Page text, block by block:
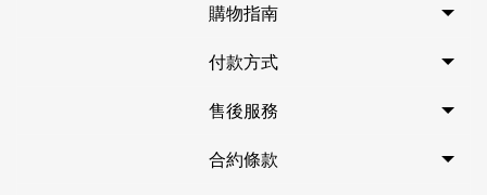
購物指南
付款方式
售後服務
合約條款